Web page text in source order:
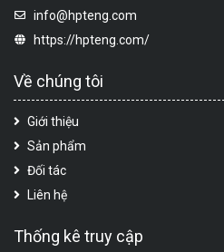
info@hpteng.com
https://hpteng.com/
Về chúng tôi
Giới thiệu
Sản phẩm
Đối tác
Liên hệ
Thống kê truy cập